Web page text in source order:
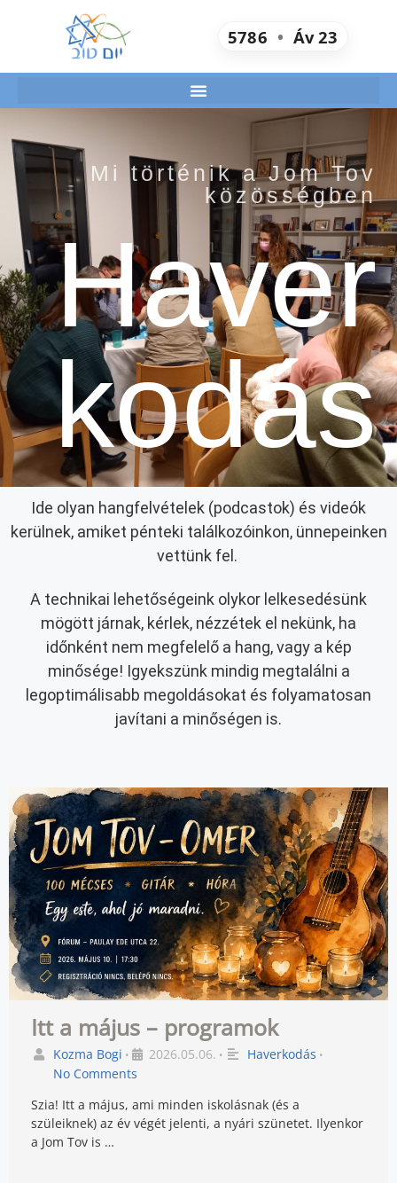
5786 • Áv 23
Mi történik a Jom Tov
közösségben
Haver
kodás
Ide olyan hangfelvételek (podcastok) és videók
kerülnek, amiket pénteki találkozóinkon, ünnepeinken
vettünk fel.
A technikai lehetőségeink olykor lelkesedésünk
mögött járnak, kérlek, nézzétek el nekünk, ha
időnként nem megfelelő a hang, vagy a kép
minősége! Igyekszünk mindig megtalálni a
legoptimálisabb megoldásokat és folyamatosan
javítani a minőségen is.
Itt a május – programok
Kozma Bogi • 2026.05.06. • Haverkodás •
No Comments
Szia! Itt a május, ami minden iskolásnak (és a
szüleiknek) az év végét jelenti, a nyári szünetet. Ilyenkor
a Jom Tov is …